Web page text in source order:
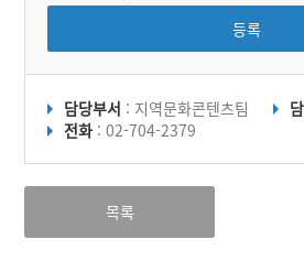
등록
담당부서 : 지역문화콘텐츠팀
전화 : 02-704-2379
목록